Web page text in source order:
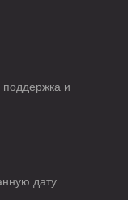
и
дату